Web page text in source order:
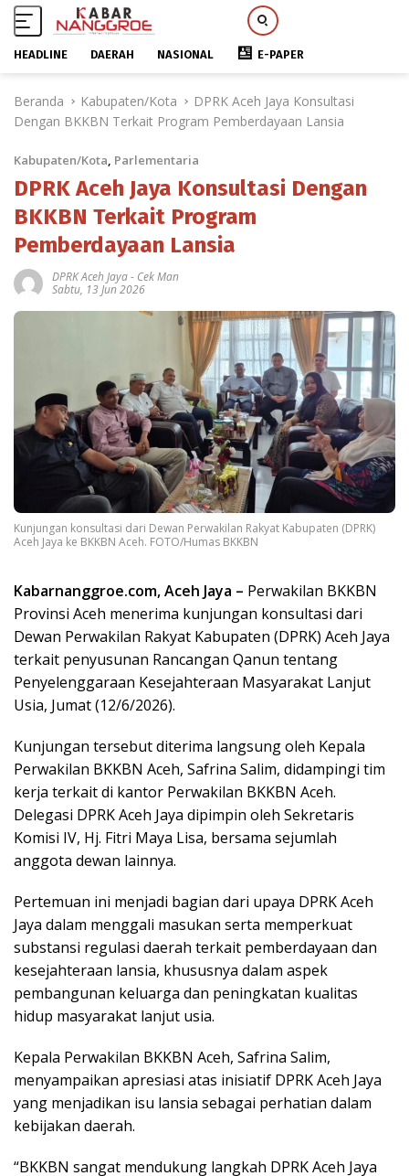
HEADLINE DAERAH NASIONAL E-PAPER
Beranda Kabupaten/Kota
DPRK Aceh Jaya Konsultasi
Dengan BKKBN Terkait Program Pemberdayaan Lansia
Kabupaten/Kota, Parlementaria
DPRK Aceh Jaya Konsultasi Dengan
BKKBN Terkait Program
Pemberdayaan Lansia
DPRK Aceh Jaya- Cek Man
Sabtu, 13 Jun 2026
Kunjungan konsultasi dari Dewan Perwakilan Rakyat Kabupaten (DPRK)
Aceh Jaya ke BKKBN Aceh. FOTO/Humas BKKBN
Kabarnanggroe.com, Aceh Jaya – Perwakilan BKKBN
Provinsi Aceh menerima kunjungan konsultasi dari
Dewan Perwakilan Rakyat Kabupaten (DPRK) Aceh Jaya
terkait penyusunan Rancangan Qanun tentang
Penyelenggaraan Kesejahteraan Masyarakat Lanjut
Usia, Jumat (12/6/2026).
Kunjungan tersebut diterima langsung oleh Kepala
Perwakilan BKKBN Aceh, Safrina Salim, didampingi tim
kerja terkait di kantor Perwakilan BKKBN Aceh.
Delegasi DPRK Aceh Jaya dipimpin oleh Sekretaris
Komisi IV, Hj. Fitri Maya Lisa, bersama sejumlah
anggota dewan lainnya.
Pertemuan ini menjadi bagian dari upaya DPRK Aceh
Jaya dalam menggali masukan serta memperkuat
substansi regulasi daerah terkait pemberdayaan dan
kesejahteraan lansia, khususnya dalam aspek
pembangunan keluarga dan peningkatan kualitas
hidup masyarakat lanjut usia.
Kepala Perwakilan BKKBN Aceh, Safrina Salim,
menyampaikan apresiasi atas inisiatif DPRK Aceh Jaya
yang menjadikan isu lansia sebagai perhatian dalam
kebijakan daerah.
“BKKBN sangat mendukung langkah DPRK Aceh Jaya